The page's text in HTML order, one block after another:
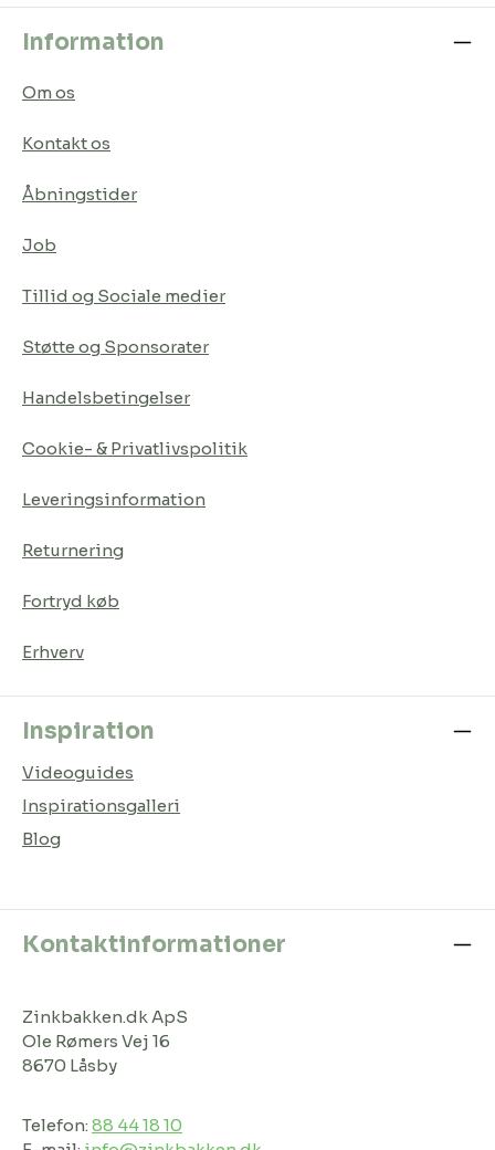
Information
Om os
Kontakt os
Åbningstider
Job
Tillid og Sociale medier
Støtte og Sponsorater
Handelsbetingelser
Cookie- & Privatlivspolitik
Leveringsinformation
Returnering
Fortryd køb
Erhverv
Inspiration
Videoguides
Inspirationsgalleri
Blog
Kontaktinformationer
Zinkbakken.dk ApS
Ole Rømers Vej 16
8670 Låsby
Telefon: 88 44 18 10